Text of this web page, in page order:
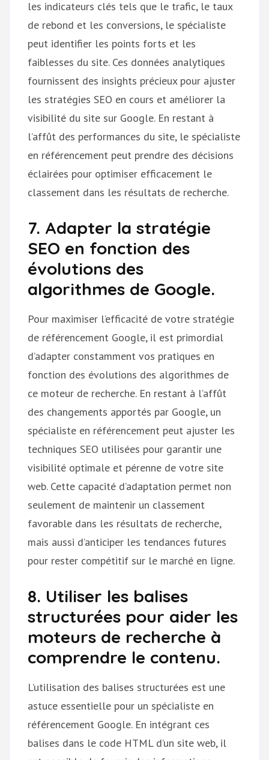
les indicateurs clés tels que le trafic, le taux
de rebond et les conversions, le spécialiste
peut identifier les points forts et les
faiblesses du site. Ces données analytiques
fournissent des insights précieux pour ajuster
les stratégies SEO en cours et améliorer la
visibilité du site sur Google. En restant à
l’affût des performances du site, le spécialiste
en référencement peut prendre des décisions
éclairées pour optimiser efficacement le
classement dans les résultats de recherche.
7. Adapter la stratégie
SEO en fonction des
évolutions des
algorithmes de Google.
Pour maximiser l’efficacité de votre stratégie
de référencement Google, il est primordial
d’adapter constamment vos pratiques en
fonction des évolutions des algorithmes de
ce moteur de recherche. En restant à l’affût
des changements apportés par Google, un
spécialiste en référencement peut ajuster les
techniques SEO utilisées pour garantir une
visibilité optimale et pérenne de votre site
web. Cette capacité d’adaptation permet non
seulement de maintenir un classement
favorable dans les résultats de recherche,
mais aussi d’anticiper les tendances futures
pour rester compétitif sur le marché en ligne.
8. Utiliser les balises
structurées pour aider les
moteurs de recherche à
comprendre le contenu.
L’utilisation des balises structurées est une
astuce essentielle pour un spécialiste en
référencement Google. En intégrant ces
balises dans le code HTML d’un site web, il